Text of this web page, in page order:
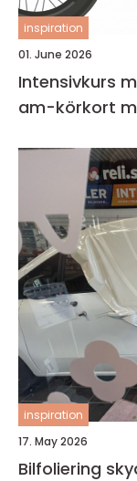
inspiration
01. June 2026
Intensivkurs moped
am-körkort
inspiration
17. May 2026
Bilfoliering skydd, stil och synlighet i samma